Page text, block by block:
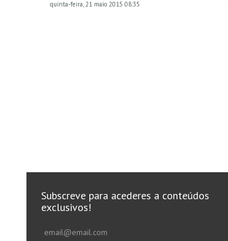
quinta-feira, 21 maio 2015 08:35
Subscreve para acederes a conteúdos
exclusivos!